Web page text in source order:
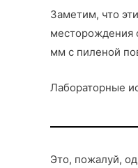
Заметим, что
месторождения
мм с пиленой
Лабораторные
Это, пожалуй,